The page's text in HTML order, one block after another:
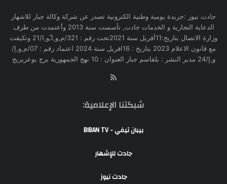
جادت نيوز :جريدة يومية وطنية الكترونية تصدر عن شركة وكالة جبار للاشهار
الدعاية التجارية و الخدمات جادت, تأسست سنة 2013 وأعتمدت من طرف
وزارة الاتصال بتاريخ:11أفريل سنة 2021تحت رقم : 321/م,و,ا,ّو,ا/21 وتكيفت
مع قانون الاعلام 2023 بتاريخ : 16افريل سنة 2024 اعتماد رقم : 07/م,و,إ/
و,إ/24 مدير النشر : بلقاسم جبار العنوان : 10 نهج الجمهورية برج بوعريريج
شبكتنا الإعلامية:
بيبان تيفي - BIBAN TV
جادت للإشهار
جادت نيوز